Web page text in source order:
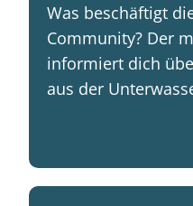
Was beschäftigt
Community? Der
informiert dich
aus der